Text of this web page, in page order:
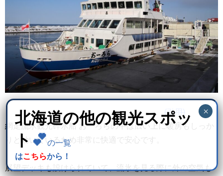
(引用)
網走流氷観光砕氷船 おーろらの中は広い上に暖房もしっか
りと効いているため非常に快適で安心です。
展望デッキも設けられていて、流氷を見る際に外の空気も
北海道の他の観光スポッ
ト💕の一覧
はこちらから！